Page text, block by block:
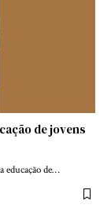
de jovens
educação de…